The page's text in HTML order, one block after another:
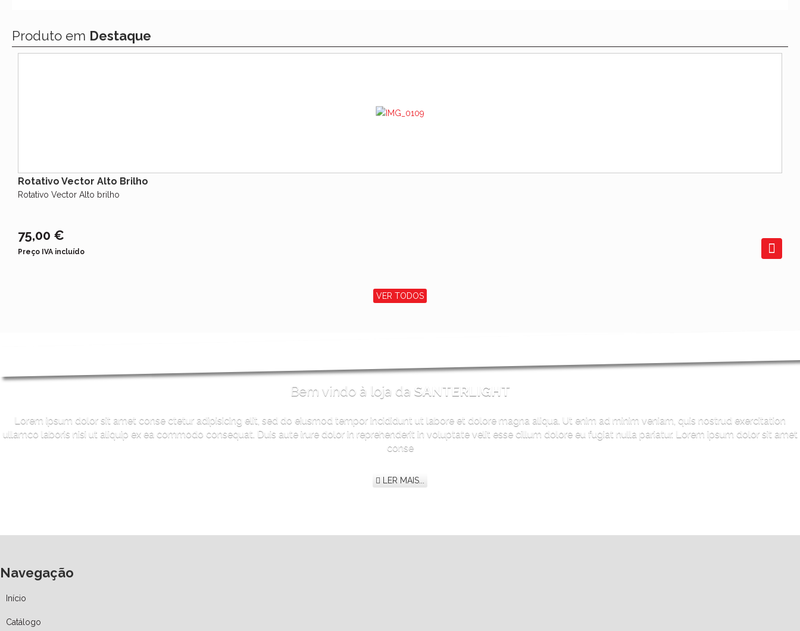
Produto em Destaque
Rotativo Vector Alto Brilho
Rotativo Vector Alto brilho
75,00 €
Preço IVA incluído
VER TODOS
Bem vindo à loja da SANTERLIGHT
Lorem ipsum dolor sit amet conse ctetur adipisicing elit, sed do eiusmod tempor incididunt ut labore et dolore magna aliqua. Ut enim ad minim veniam, quis nostrud exercitation
ullamco laboris nisi ut aliquip ex ea commodo consequat. Duis aute irure dolor in reprehenderit in voluptate velit esse cillum dolore eu fugiat nulla pariatur. Lorem ipsum dolor sit amet
conse
LER MAIS...
Navegação
Início
Catálogo